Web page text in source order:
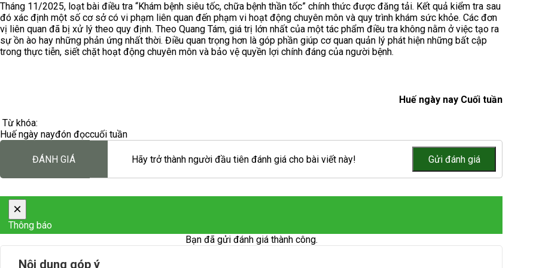
Tháng 11/2025, loạt bài điều tra “Khám bệnh siêu tốc, chữa bệnh thần tốc” chính thức được đăng tải. Kết quả kiểm tra sau
đó xác định một số cơ sở có vi phạm liên quan đến phạm vi hoạt động chuyên môn và quy trình khám sức khỏe. Các đơn
vị liên quan đã bị xử lý theo quy định. Theo Quang Tám, giá trị lớn nhất của một tác phẩm điều tra không nằm ở việc tạo ra
sự ồn ào hay những phản ứng nhất thời. Điều quan trọng hơn là góp phần giúp cơ quan quản lý phát hiện những bất cập
trong thực tiễn, siết chặt hoạt động chuyên môn và bảo vệ quyền lợi chính đáng của người bệnh.
Huế ngày nay Cuối tuần
Từ khóa:
Huế ngày nayđón đọccuối tuần
ĐÁNH GIÁ Hãy trở thành người đầu tiên đánh giá cho bài viết này!
×
Thông báo
Bạn đã gửi đánh giá thành công.
Nội dung góp ý